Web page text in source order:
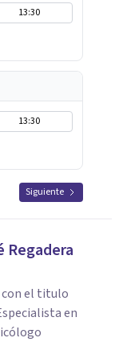
13:30
13:30
Siguiente
Regadera
con el titulo
en